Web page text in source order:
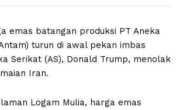
emas batangan produksi PT Aneka
turun di awal pekan imbas
Serikat (AS), Donald Trump, menolak
Iran.
Logam Mulia, harga emas